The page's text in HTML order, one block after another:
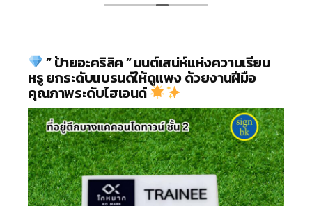
” ป้ายอะคริลิค ” มนต์เสน่ห์แห่งความเรียบ
หรู ยกระดับแบรนด์ให้ดูแพง ด้วยงานฝีมือ
คุณภาพระดับไฮเอนด์